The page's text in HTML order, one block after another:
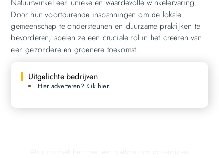
Natuurwinkel een unieke en waardevolle winkelervaring.
Door hun voortdurende inspanningen om de lokale
gemeenschap te ondersteunen en duurzame praktijken te
bevorderen, spelen ze een cruciale rol in het creëren van
een gezondere en groenere toekomst.
Uitgelichte bedrijven
Hier adverteren? Klik hier